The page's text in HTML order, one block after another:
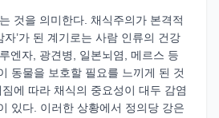
것을 의미한다. 채식주의가 본격적
자’가 된 계기로는 사람 인류의 건강
엔자, 광견병, 일본뇌염, 메르스 등
동물을 보호할 필요를 느끼게 된 것
에 따라 채식의 중요성이 대두 감염
있다. 이러한 상황에서 정의당 강은